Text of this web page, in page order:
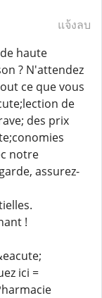
แจ้งลบ
haute
? N'attendez
ce que vous
de
des prix
notre
assurez-
!
ici =